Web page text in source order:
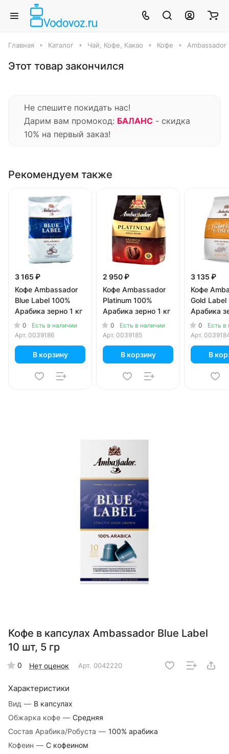
Главная Каталог Чай, Кофе, Какао Кофе Ambassador
Этот товар закончился
Не спешите покидать нас!
Дарим вам промокод: БАЛАНС - скидка
10% на первый заказ!
Рекомендуем также
3 165 ₽
Кофе Ambassador
Blue Label 100%
Арабика зерно 1 кг
0
Есть в наличии
Арт. 0039186
В корзину
2 950 ₽
Кофе Ambassador
Platinum 100%
Арабика зерно 1 кг
0
Есть в наличии
Арт. 0039185
В корзину
3 135 ₽
Кофе
Gold Label
Арабика
0
Есть в
Арт.
В
Кофе в капсулах Ambassador Blue Label
10 шт, 5 гр
0 Нет оценок Арт. 0042220
Характеристики
Вид — В капсулах
Обжарка кофе — Средняя
Состав Арабика/Робуста — 100% арабика
Кофеин — С кофеином